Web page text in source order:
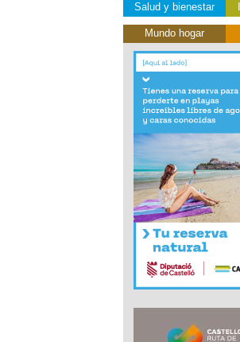
Salud y bienestar
Mundo hogar